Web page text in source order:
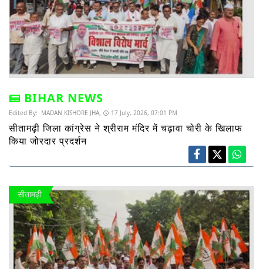
BIHAR NEWS
Edited By: MADAN KISHORE JHA, 17 July, 2026, 07:01 PM
सीतामढ़ी जिला कांग्रेस ने श्रीराम मंदिर में चढ़ावा चोरी के खिलाफ
किया जोरदार प्रदर्शन
सीतामढ़ी